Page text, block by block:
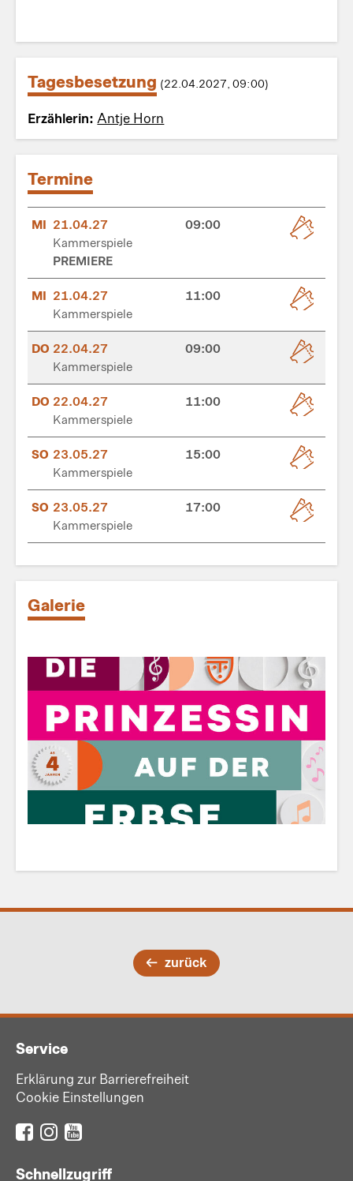
Tagesbesetzung (22.04.2027, 09:00)
Erzählerin:Antje Horn
Termine
MI 21.04.27
09:00
Kammerspiele
PREMIERE
MI 21.04.27
11:00
Kammerspiele
DO 22.04.27
09:00
Kammerspiele
DO 22.04.27
11:00
Kammerspiele
SO 23.05.27
15:00
Kammerspiele
SO 23.05.27
17:00
Kammerspiele
Galerie
zurück
Service
Erklärung zur Barrierefreiheit
Cookie Einstellungen
Schnellzugriff